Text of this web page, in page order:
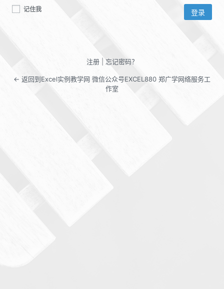
记住我
注册| 忘记密码？
← 返回到Excel实例教学网 微信公众号EXCEL880 郑广学网络服务工
作室